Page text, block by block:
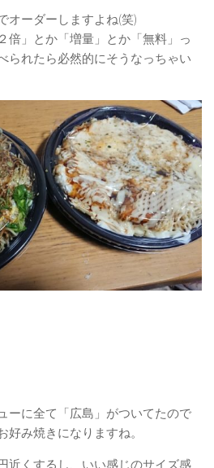
オーダーしますよね(笑)
倍」とか「増量」とか「無料」っ
られたら必然的にそうなっちゃい
ーに全て「広島」がついてたので
み焼きになりますね。
近くするし、いい感じのサイズ感